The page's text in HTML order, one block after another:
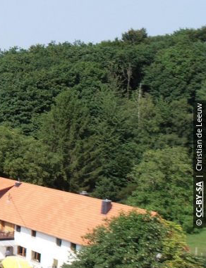
©
CC-BY-SA
| Christian de Leeuw